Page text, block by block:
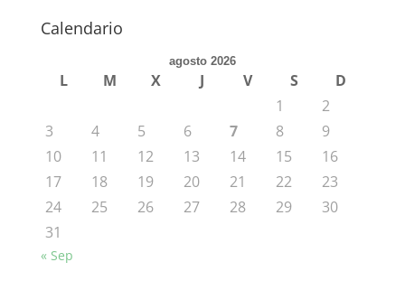
Calendario
agosto 2026
L M X J V S
D
1
2
3
4 5 6 7 8
9
10
11 12 13 14 15
16
17
18 19 20 21 22
23
24
25 26 27 28 29
30
31
« Sep